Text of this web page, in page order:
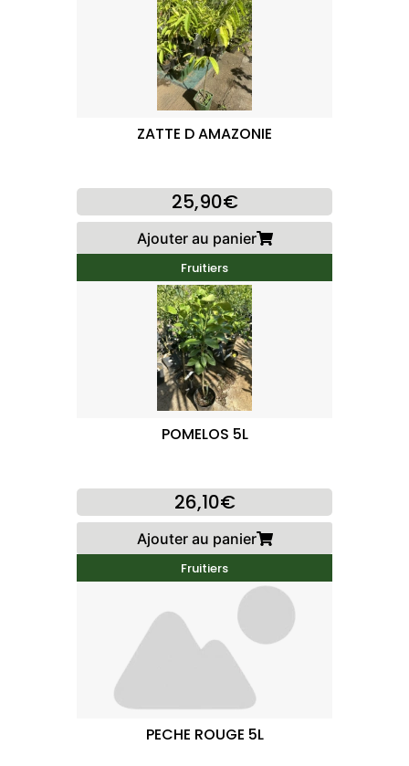
ZATTE D AMAZONIE
25,90€
Ajouter au panier
Fruitiers
POMELOS 5L
26,10€
Ajouter au panier
Fruitiers
PECHE ROUGE 5L